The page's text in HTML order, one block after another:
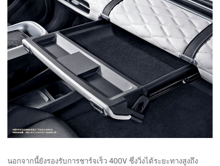
นอกจากนี้ยังรองรับการชาร์จเร็ว 400V ซึ่งวิ่งได้ระยะทางสูงถึง